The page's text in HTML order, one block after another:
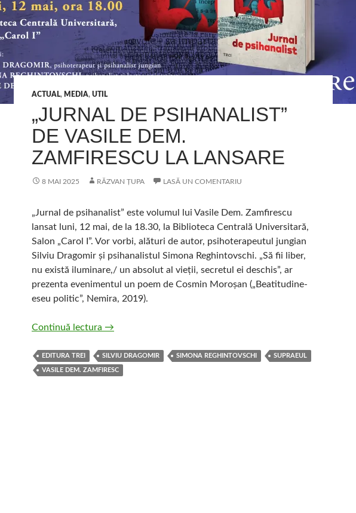
ACTUAL, MEDIA, UTIL
„JURNAL DE PSIHANALIST”
DE VASILE DEM.
ZAMFIRESCU LA LANSARE
8 MAI 2025 RĂZVAN ȚUPA LASĂ UN COMENTARIU
„Jurnal de psihanalist” este volumul lui Vasile Dem. Zamfirescu
lansat luni, 12 mai, de la 18.30, la Biblioteca Centrală Universitară,
Salon „Carol I”. Vor vorbi, alături de autor, psihoterapeutul jungian
Silviu Dragomir și psihanalistul Simona Reghintovschi. „Să fii liber,
nu există iluminare,/ un absolut al vieții, secretul ei deschis”, ar
prezenta evenimentul un poem de Cosmin Moroșan („Beatitudine-
eseu politic”, Nemira, 2019).
Continuă lectura „Jurnal de psihanalist” de Vasile Dem. Zamfirescu la lansare
→
EDITURA TREI SILVIU DRAGOMIR SIMONA REGHINTOVSCHI SUPRAEUL
VASILE DEM. ZAMFIRESC